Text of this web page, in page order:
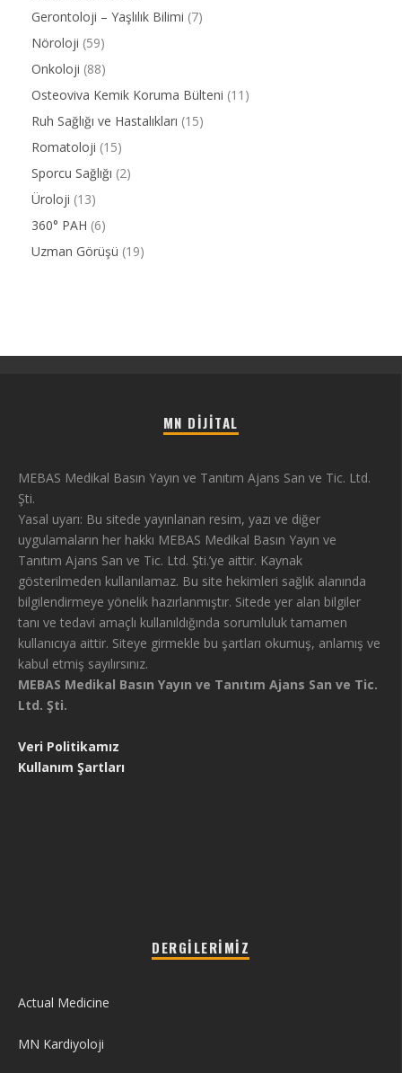
Gerontoloji – Yaşlılık Bilimi (7)
Nöroloji (59)
Onkoloji (88)
Osteoviva Kemik Koruma Bülteni (11)
Ruh Sağlığı ve Hastalıkları (15)
Romatoloji (15)
Sporcu Sağlığı (2)
Üroloji (13)
360° PAH (6)
Uzman Görüşü (19)
MN DIJITAL
MEBAS Medikal Basın Yayın ve Tanıtım Ajans San ve Tic. Ltd.
Şti.
Yasal uyarı: Bu sitede yayınlanan resim, yazı ve diğer
uygulamaların her hakkı MEBAS Medikal Basın Yayın ve
Tanıtım Ajans San ve Tic. Ltd. Şti.’ye aittir. Kaynak
gösterilmeden kullanılamaz. Bu site hekimleri sağlık alanında
bilgilendirmeye yönelik hazırlanmıştır. Sitede yer alan bilgiler
tanı ve tedavi amaçlı kullanıldığında sorumluluk tamamen
kullanıcıya aittir. Siteye girmekle bu şartları okumuş, anlamış ve
kabul etmiş sayılırsınız.
MEBAS Medikal Basın Yayın ve Tanıtım Ajans San ve Tic.
Ltd. Şti.
Veri Politikamız
Kullanım Şartları
DERGILERIMIZ
Actual Medicine
MN Kardiyoloji